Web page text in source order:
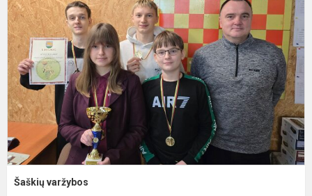
Šaškių varžybos